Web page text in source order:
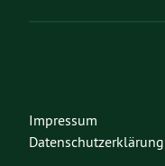
Impressum
Datenschutzerklärung